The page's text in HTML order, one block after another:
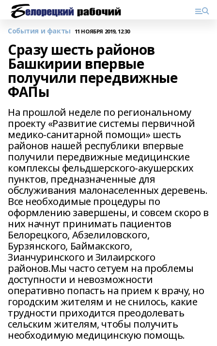
События и факты 11 НОЯБРЯ 2019, 12:30
Сразу шесть районов
Башкирии впервые
получили передвижные
ФАПы
На прошлой неделе по региональному
проекту «Развитие системы первичной
медико-санитарной помощи» шесть
районов нашей республики впервые
получили передвижные медицинские
комплексы фельдшерского-акушерских
пунктов, предназначенные для
обслуживания малонаселенных деревень.
Все необходимые процедуры по
оформлению завершены, и совсем скоро в
них начнут принимать пациентов
Белорецкого, Абзелиловского,
Бурзянского, Баймакского,
Зианчуринского и Зилаирского
районов.Мы часто сетуем на проблемы
доступности и невозможности
оперативно попасть на прием к врачу, но
городским жителям и не снилось, какие
трудности приходится преодолевать
сельским жителям, чтобы получить
необходимую медицинскую помощь.